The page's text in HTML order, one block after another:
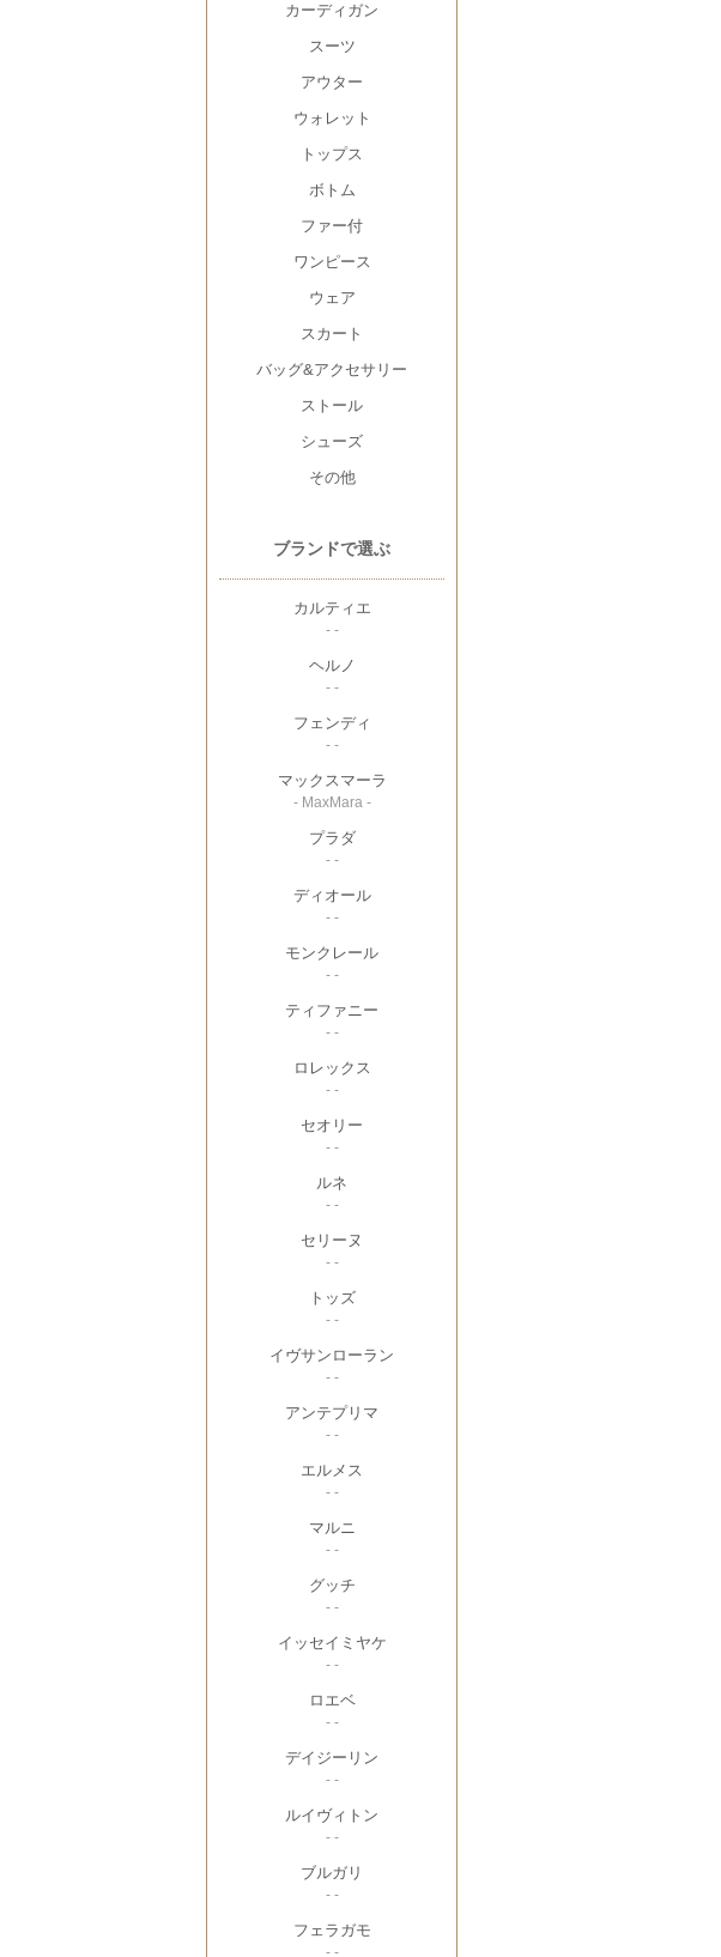
カーディガン
スーツ
アウター
ウォレット
トップス
ボトム
ファー付
ワンピース
ウェア
スカート
バッグ&アクセサリー
ストール
シューズ
その他
ブランドで選ぶ
カルティエ
- -
ヘルノ
- -
フェンディ
- -
マックスマーラ
- MaxMara -
プラダ
- -
ディオール
- -
モンクレール
- -
ティファニー
- -
ロレックス
- -
セオリー
- -
ルネ
- -
セリーヌ
- -
トッズ
- -
イヴサンローラン
- -
アンテプリマ
- -
エルメス
- -
マルニ
- -
グッチ
- -
イッセイミヤケ
- -
ロエベ
- -
デイジーリン
- -
ルイヴィトン
- -
ブルガリ
- -
フェラガモ
- -